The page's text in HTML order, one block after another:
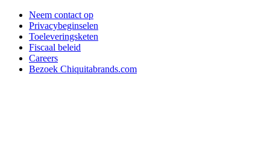
Neem contact op
Privacybeginselen
Toeleveringsketen
Fiscaal beleid
Careers
Bezoek Chiquitabrands.com